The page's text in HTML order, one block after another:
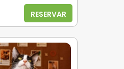
RESERVAR